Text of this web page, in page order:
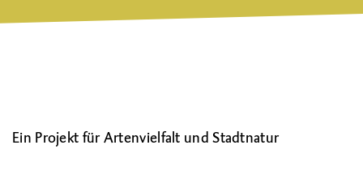
Ein Projekt für Artenvielfalt und Stadtnatur